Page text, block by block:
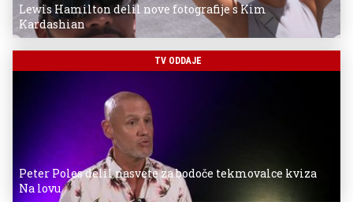
Lewis Hamilton delil nove fotografije s Kim
Kardashian
TV ODDAJE
Peter Poles delil nasvete za bodoče tekmovalce kviza
Na lovu